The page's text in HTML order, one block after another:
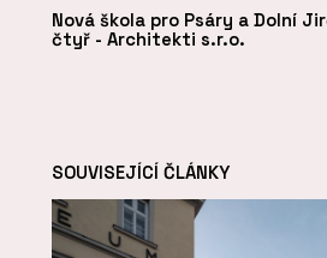
Nová škola pro Psáry a Dolní
čtyř - Architekti s.r.o.
SOUVISEJÍCÍ ČLÁNKY